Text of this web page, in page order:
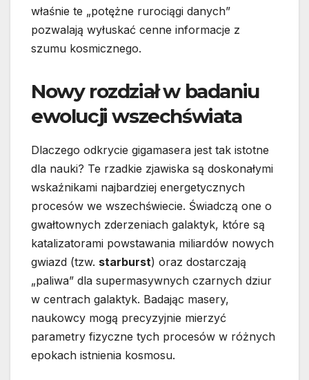
właśnie te „potężne rurociągi danych”
pozwalają wyłuskać cenne informacje z
szumu kosmicznego.
Nowy rozdział w badaniu
ewolucji wszechświata
Dlaczego odkrycie gigamasera jest tak istotne
dla nauki? Te rzadkie zjawiska są doskonałymi
wskaźnikami najbardziej energetycznych
procesów we wszechświecie. Świadczą one o
gwałtownych zderzeniach galaktyk, które są
katalizatorami powstawania miliardów nowych
gwiazd (tzw. starburst) oraz dostarczają
„paliwa” dla supermasywnych czarnych dziur
w centrach galaktyk. Badając masery,
naukowcy mogą precyzyjnie mierzyć
parametry fizyczne tych procesów w różnych
epokach istnienia kosmosu.